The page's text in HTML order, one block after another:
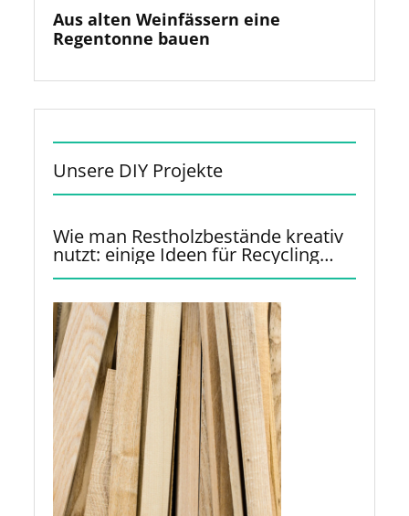
Unsere DIY Projekte
Wie man Restholzbestände kreativ
nutzt: einige Ideen für Recycling
und Upcycling